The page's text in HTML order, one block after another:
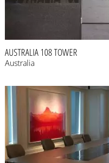
AUSTRALIA 108 TOWER
Australia